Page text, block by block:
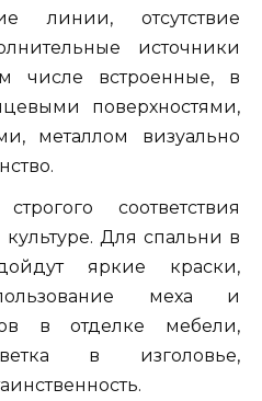
линии, отсутствие
источники
числе встроенные, в
поверхностями,
металлом визуально
соответствия
Для спальни в
яркие краски,
меха и
в отделке мебели,
в изголовье,